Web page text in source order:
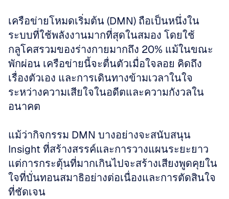
เครือข่ายโหมดเริ่มต้น (DMN) ถือเป็นหนึ่งใน
ระบบที่ใช้พลังงานมากที่สุดในสมอง โดยใช้
กลูโคสรวมของร่างกายมากถึง 20% แม้ในขณะ
พักผ่อน เครือข่ายนี้จะตื่นตัวเมื่อใจลอย คิดถึง
เรื่องตัวเอง และการเดินทางข้ามเวลาในใจ
ระหว่างความเสียใจในอดีตและความกังวลใน
อนาคต
แม้ว่ากิจกรรม DMN บางอย่างจะสนับสนุน
Insight ที่สร้างสรรค์และการวางแผนระยะยาว
แต่การกระตุ้นที่มากเกินไปจะสร้างเสียงพูดคุยใน
ใจที่บั่นทอนสมาธิอย่างต่อเนื่องและการตัดสินใจ
ที่ชัดเจน